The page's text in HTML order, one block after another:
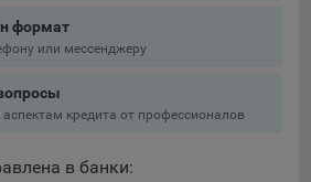
cookie собирают информацию о
на сайте и его предпочтениях и
городе и других местных
формат
или мессенджеру
кредита от профессионалов
в банки: